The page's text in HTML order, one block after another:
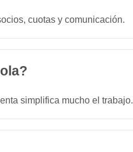
cuotas y comunicación.
simplifica mucho el trabajo.